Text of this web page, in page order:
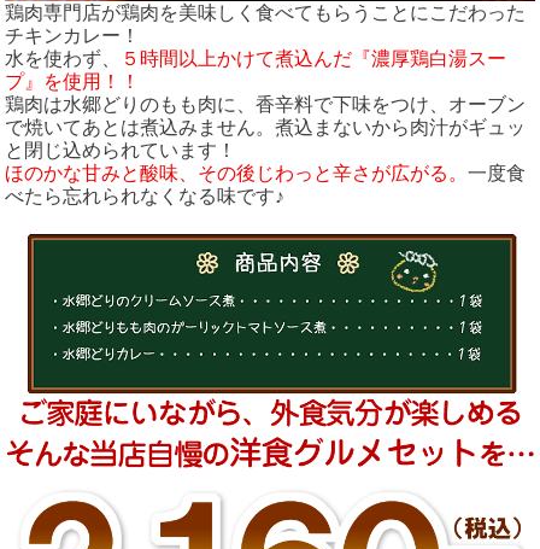
鶏肉専門店が鶏肉を美味しく食べてもらうことにこだわった
チキンカレー！
水を使わず、
５時間以上かけて煮込んだ『濃厚鶏白湯スー
プ』を使用！！
鶏肉は水郷どりのもも肉に、香辛料で下味をつけ、オーブン
で焼いてあとは煮込みません。煮込まないから肉汁がギュッ
と閉じ込められています！
ほのかな甘みと酸味、その後じわっと辛さが広がる。 一度食
べたら忘れられなくなる味です♪